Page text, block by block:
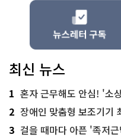
최신 뉴스
1 혼자 근무해도 안심! '소
2 장애인 맞춤형 보조기기 최
3 걸을 때마다 아픈 '족저근막